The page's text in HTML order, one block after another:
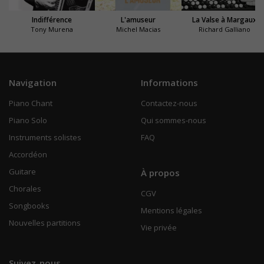
Indifférence
Tony Murena
L'amuseur
Michel Macias
La Valse à Margaux
Richard Galliano
Navigation
Piano Chant
Piano Solo
Instruments solistes
Accordéon
Guitare
Chorales
Songbooks
Nouvelles partitions
Informations
Contactez-nous
Qui sommes-nous
FAQ
À propos
CGV
Mentions légales
Vie privée